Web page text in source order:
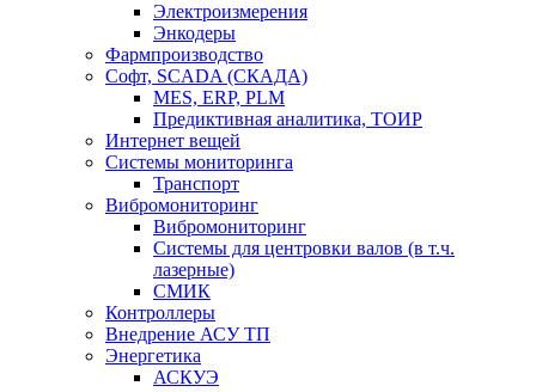
Электроизмерения
Энкодеры
Фармпроизводство
Софт, SCADA (СКАДА)
MES, ERP, PLM
Предиктивная аналитика, ТОИР
Интернет вещей
Системы мониторинга
Транспорт
Вибромониторинг
Вибромониторинг
Системы для центровки валов (в т.ч.
лазерные)
СМИК
Контроллеры
Внедрение АСУ ТП
Энергетика
АСКУЭ